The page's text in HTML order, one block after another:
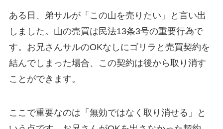
ある日、弟サルが「この山を売りたい」と言い出
しました。山の売買は民法13条3号の重要行為で
す。お兄さんサルのOKなしにゴリラと売買契約を
結んでしまった場合、この契約は後から取り消す
ことができます。
ここで重要なのは「無効ではなく取り消せる」と